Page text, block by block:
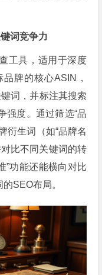
词竞争力
工具，适用于深度
牌的核心ASIN，
词，并标注其搜索
强度。通过筛选“品
衍生词（如“品牌名
对比不同关键词的转
”功能还能横向对比
SEO布局。